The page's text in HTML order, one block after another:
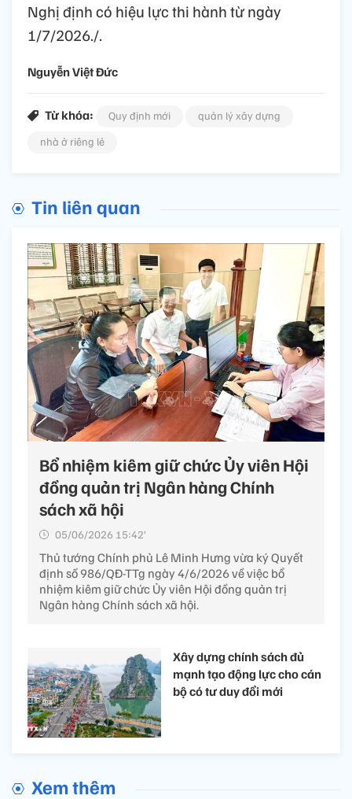
Nghị định có hiệu lực thi hành từ ngày
1/7/2026./.
Nguyễn Việt Đức
Từ khóa: Quy định mới
quản lý xây dựng
nhà ở riêng lẻ
Tin liên quan
Bổ nhiệm kiêm giữ chức Ủy viên Hội
đồng quản trị Ngân hàng Chính
sách xã hội
05/06/2026 15:42’
Thủ tướng Chính phủ Lê Minh Hưng vừa ký Quyết
định số 986/QĐ-TTg ngày 4/6/2026 về việc bổ
nhiệm kiêm giữ chức Ủy viên Hội đồng quản trị
Ngân hàng Chính sách xã hội.
Xây dựng chính sách đủ
mạnh tạo động lực cho cán
bộ có tư duy đổi mới
Xem thêm